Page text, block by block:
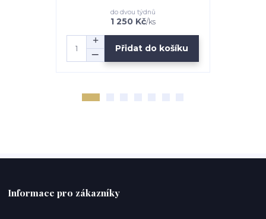
1 250 Kč/ks
do dvou týdnů
Přidat do košíku
Informace pro zákazníky